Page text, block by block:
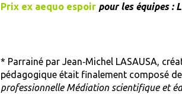
Prix ex aequo espoir pour les équipes :
* Parrainé par Jean‑Michel LASAUSA,
pédagogique était finalement composé
professionnelle Médiation scientifique et